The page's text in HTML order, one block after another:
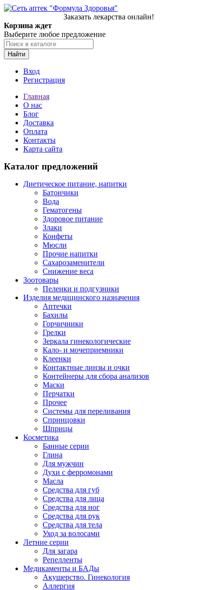
Заказать лекарства онлайн!
Корзина ждет
Выберите любое предложение
Найти
Вход
Регистрация
Главная
О нас
Блог
Доставка
Оплата
Контакты
Карта сайта
Каталог предложений
Диетическое питание, напитки
Батончики
Вода
Гематогены
Здоровое питание
Злаки
Конфеты
Мюсли
Прочие напитки
Сахарозаменители
Снижение веса
Зоотовары
Пеленки и подгузники
Изделия медицинского назначения
Аптечки
Бахилы
Горчичники
Грелки
Зеркала гинекологические
Кало- и мочеприемники
Клеенки
Контактные линзы и очки
Контейнеры для сбора анализов
Маски
Перчатки
Прочее
Системы для переливания
Спринцовки
Шприцы
Косметика
Банные серии
Глина
Для мужчин
Духи с ферромонами
Масла
Средства для губ
Средства для лица
Средства для ног
Средства для рук
Средства для тела
Уход за волосами
Летние серии
Для загара
Репелленты
Медикаменты и БАДы
Акушерство. Гинекология
Аллергия